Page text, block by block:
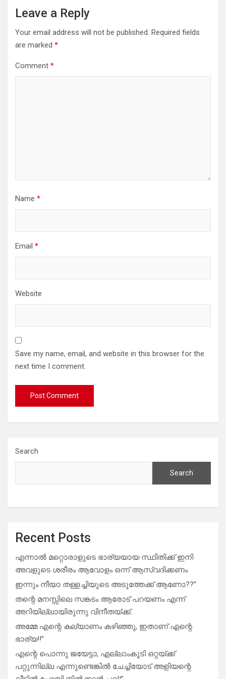
Leave a Reply
Your email address will not be published. Required fields
are marked *
Comment *
Name *
Email *
Website
Save my name, email, and website in this browser for the
next time I comment.
Search
Search
Recent Posts
എന്നാൽ മറ്റൊരാളുടെ ഭാര്യയായ സ്ഥിതിക്ക് ഇനി
അവളുടെ ശരീരം ആവോളം ഒന്ന് ആസ്വദിക്കണം
ഇന്നും നീയാ തള്ളച്ചിയുടെ അടുത്തേക്ക് ആണോ??”
തന്റെ മനസ്സിലെ സങ്കടം ആരോട് പറയണം എന്ന്
അറിയില്ലായിരുന്നു വിനീതയ്ക്ക്..
അമ്മേ എന്റെ കല്യാണം കഴിഞ്ഞു, ഇതാണ് എന്റെ
ഭാര്യ!!”
എന്റെ പൊന്നു ജയേട്ടാ, എല്ലാംകൂടി ഒറ്റയ്ക്ക്
പറ്റുന്നില്ല എന്നുണ്ടെങ്കിൽ ചേച്ചിയോട് അളിയന്റെ